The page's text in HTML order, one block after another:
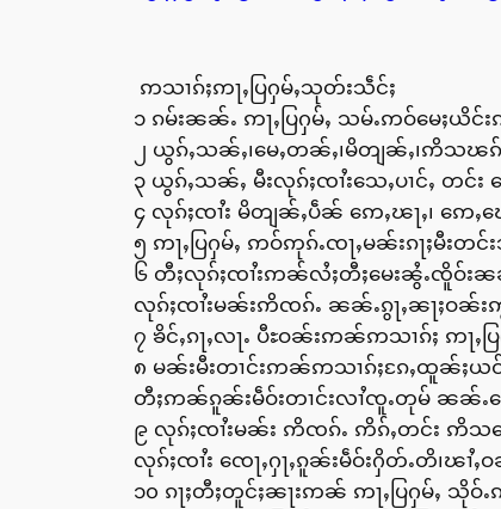
ဢသၢၵ်ႈဢႃႇပြႁမ်ႇသုတ်းသဵင်ႈ
၁ ၵမ်းၼၼ်ႉ ဢႃႇပြႁမ်ႇ သမ်ႉဢဝ်မေႈယိ
၂ ယွၵ်ႇသၼ်ႇ၊မေႇတၼ်ႇ၊မိတျၼ်ႇ၊ဢိသၽၵ်
၃ ယွၵ်ႇသၼ်ႇ မီးလုၵ်ႈၸၢႆးသေႇပၢင်ႇ တင်
၄ လုၵ်ႈၸၢႆး မိတျၼ်ႇပဵၼ် ဢေႇၽႃႇ၊ ဢေ
၅ ဢႃႇပြႁမ်ႇ ဢဝ်ဢုၵ်ႉၸႃႇမၼ်းၵႃႈမီး
၆ တီႈလုၵ်ႈၸၢႆးဢၼ်လႆႈတီႈမေးၼွႆႉၸိူဝ်းၼ
လုၵ်ႈၸၢႆးမၼ်းဢိၸၵ်ႉ ၼၼ်ႉၵွႃႇၼႃႈဝၼ်းဢွ
၇ ၶိင်ႇၵႃႇလႃႉ ပီႊဝၼ်းဢၼ်ဢသၢၵ်ႈ ဢႃႇပ
၈ မၼ်းမီးတၢင်းဢၼ်ဢသၢၵ်ႈၵႄႇထူၼ်ႈယဝ်
တီႈဢၼ်ၵူၼ်းမဵဝ်းတၢင်းလၢႆၸူႉတုမ် ၼၼ်ႉဢ
၉ လုၵ်ႈၸၢႆးမၼ်း ဢိၸၵ်ႉ ဢိၵ်ႇတင်း ဢိသမ
လုၵ်ႈၸၢႆး ၸေႃႇႁႃႇၵူၼ်းမဵဝ်းႁိတ်ႉတိ၊ၽၢႆႇ
၁၀ ၵႃႈတီႈတူင်ႈၼႃးဢၼ် ဢႃႇပြႁမ်ႇ သိုဝ်